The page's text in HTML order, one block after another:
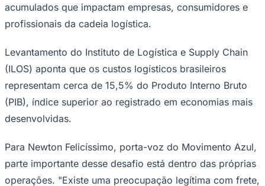
Ceará
acumulados que impactam empresas, consumidores e
profissionais da cadeia logística.
Levantamento do Instituto de Logística e Supply Chain
(ILOS) aponta que os custos logísticos brasileiros
representam cerca de 15,5% do Produto Interno Bruto
(PIB), índice superior ao registrado em economias mais
desenvolvidas.
Para Newton Felicíssimo, porta-voz do Movimento Azul,
parte importante desse desafio está dentro das próprias
operações. "Existe uma preocupação legítima com frete,